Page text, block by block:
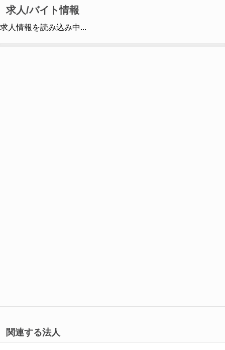
求人/バイト情報
求人情報を読み込み中...
関連する法人